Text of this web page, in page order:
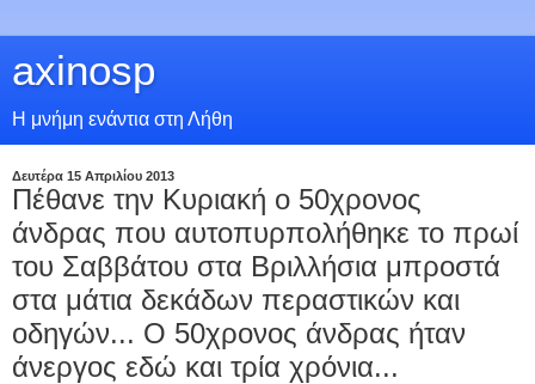
axinosp
Η μνήμη ενάντια στη Λήθη
Δευτέρα 15 Απριλίου 2013
Πέθανε την Κυριακή ο 50χρονος
άνδρας που αυτοπυρπολήθηκε το πρωί
του Σαββάτου στα Βριλλήσια μπροστά
στα μάτια δεκάδων περαστικών και
οδηγών... Ο 50χρονος άνδρας ήταν
άνεργος εδώ και τρία χρόνια...